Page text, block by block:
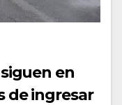
en
de ingresar